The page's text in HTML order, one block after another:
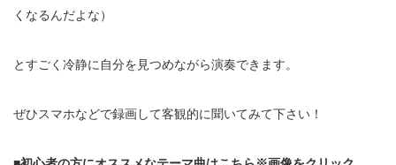
くなるんだよな）
とすごく冷静に自分を見つめながら演奏できます。
ぜひスマホなどで録画して客観的に聞いてみて下さい！